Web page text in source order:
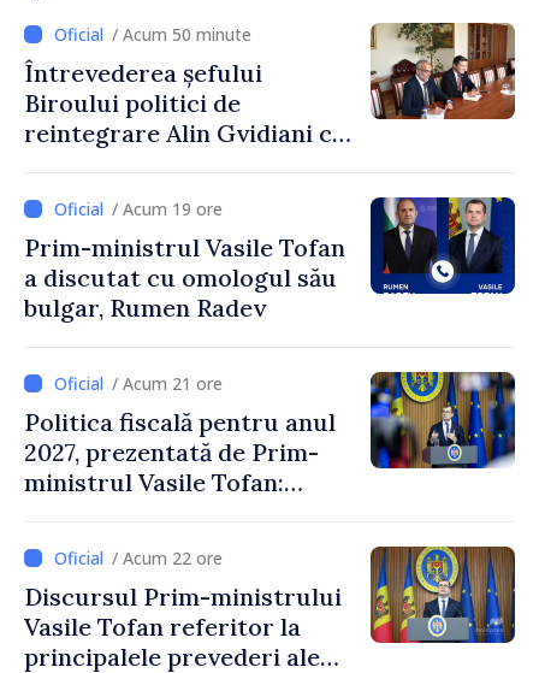
/ Acum 50 minute
Întrevederea șefului
Biroului politici de
reintegrare Alin Gvidiani cu
Comitetului Internațional al
Crucii Roșii în Moldova
/ Acum 19 ore
Prim-ministrul Vasile Tofan
a discutat cu omologul său
bulgar, Rumen Radev
/ Acum 21 ore
Politica fiscală pentru anul
2027, prezentată de Prim-
ministrul Vasile Tofan:
stimularea investițiilor și o
taxare mai echitabilă
/ Acum 22 ore
Discursul Prim-ministrului
Vasile Tofan referitor la
principalele prevederi ale